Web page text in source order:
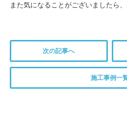
また気になることがございましたら
次の記事へ
施工事例一